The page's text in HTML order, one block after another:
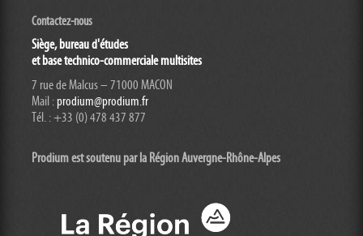
Contactez-nous
Siège, bureau d'études
et base technico-commerciale multisites
7 rue de Malcus – 71000 MACON
Mail :prodium@prodium.fr
Tél. : +33 (0) 478 437 877
Prodium est soutenu par la Région Auvergne-Rhône-Alpes